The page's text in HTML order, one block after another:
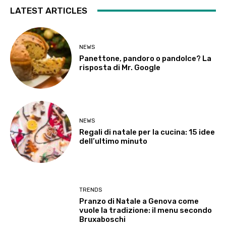
LATEST ARTICLES
NEWS
Panettone, pandoro o pandolce? La
risposta di Mr. Google
NEWS
Regali di natale per la cucina: 15 idee
dell’ultimo minuto
TRENDS
Pranzo di Natale a Genova come
vuole la tradizione: il menu secondo
Bruxaboschi